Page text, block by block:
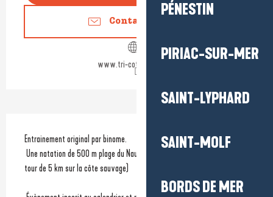
PÉNESTIN
PIRIAC-SUR-MER
SAINT-LYPHARD
SAINT-MOLF
BORDS DE MER
Contactez-nous
www.tri-cote-damour.fr
Description
Entrainement original par binome.
tour de 5 km sur la côte sauvage)